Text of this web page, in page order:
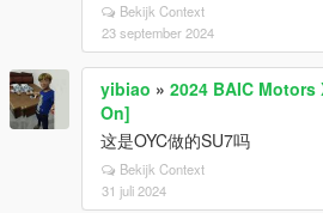
Bekijk Context
23 september 2024
yibiao » 2024 BAIC Motors
On]
这是OYC做的SU7吗
Bekijk Context
31 juli 2024